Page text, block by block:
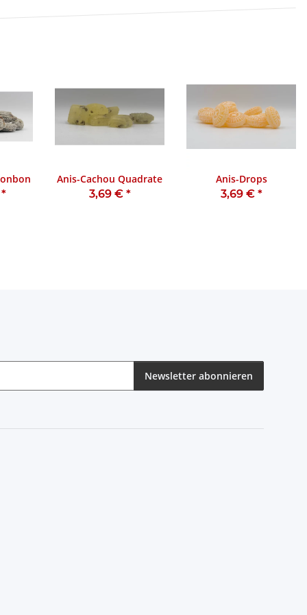
*
Anis-Cachou Quadrate
3,69 € *
Anis-Drops
3,69 € *
Newsletter abonnieren